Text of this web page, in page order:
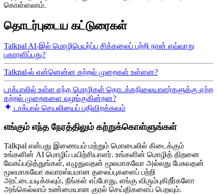
கொள்ளலாம்.
தொடர்புடைய கட்டுரைகள்
Talkpal AI-இல் மொழிபெயர்ப்பு சிக்கலைப் பற்றி நான் எவ்வாறு
புகாரளிப்பது?
Talkpal-ல் என்னென்ன கற்றல் முறைகள் உள்ளன?
டாக்பாலில் உள்ள எந்த மொழிகள் தொடக்கநிலையாளர்களுக்கு ஏற்ற
கற்றல் முறைகளை வழங்குகின்றன?
டாக்பால் செயலியைப் பதிவிறக்கவும்
எங்கும் எந்த நேரத்திலும் கற்றுக்கொள்ளுங்கள்
Talkpal என்பது இணையம் மற்றும் மொபைலில் கிடைக்கும்
உங்களின் AI மொழிப் பயிற்சியாளர். உங்களின் மொழித் திறனை
வேகப்படுத்துங்கள், எழுதுவதன் மூலமாகவோ அல்லது பேசுவதன்
மூலமாகவோ சுவாரஸ்யமான தலைப்புகளைப் பற்றி
அரட்டையடிக்கவும், நீங்கள் எப்போது, ​​எங்கு விரும்புகிறீர்களோ
அங்கெல்லாம் உண்மையான குரல் செய்திகளைப் பெறவும்.